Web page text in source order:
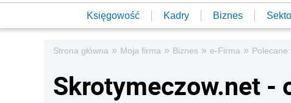
Księgowość Kadry Biznes
Strona główna » Moja firma » Biznes » e-Firma » Polecane
Skrotymeczow.net -